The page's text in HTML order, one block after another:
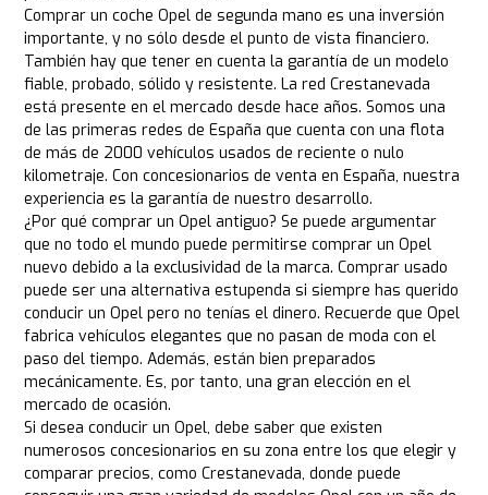
Comprar un coche Opel de segunda mano es una inversión
importante, y no sólo desde el punto de vista financiero.
También hay que tener en cuenta la garantía de un modelo
fiable, probado, sólido y resistente. La red Crestanevada
está presente en el mercado desde hace años. Somos una
de las primeras redes de España que cuenta con una flota
de más de 2000 vehículos usados de reciente o nulo
kilometraje. Con concesionarios de venta en España, nuestra
experiencia es la garantía de nuestro desarrollo.
¿Por qué comprar un Opel antiguo? Se puede argumentar
que no todo el mundo puede permitirse comprar un Opel
nuevo debido a la exclusividad de la marca. Comprar usado
puede ser una alternativa estupenda si siempre has querido
conducir un Opel pero no tenías el dinero. Recuerde que Opel
fabrica vehículos elegantes que no pasan de moda con el
paso del tiempo. Además, están bien preparados
mecánicamente. Es, por tanto, una gran elección en el
mercado de ocasión.
Si desea conducir un Opel, debe saber que existen
numerosos concesionarios en su zona entre los que elegir y
comparar precios, como Crestanevada, donde puede